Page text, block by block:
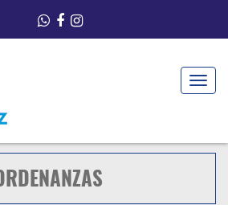
Toggle